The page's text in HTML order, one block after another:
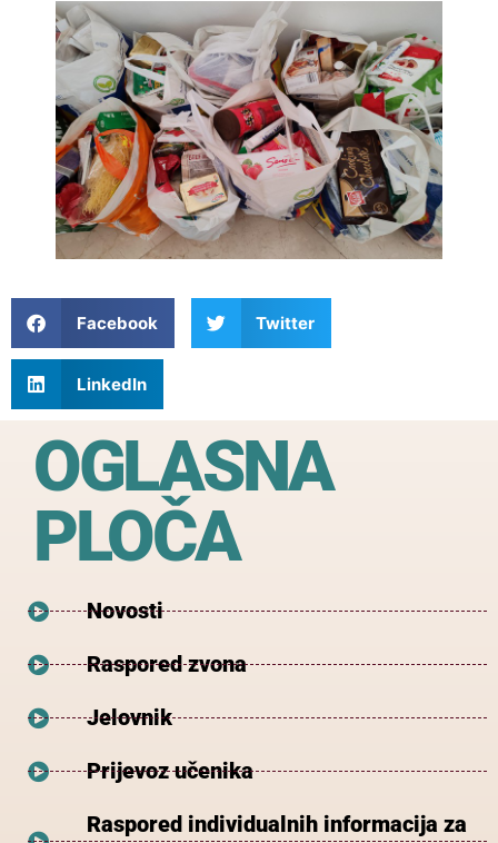
Facebook Twitter
LinkedIn
OGLASNA
PLOČA
Novosti
Raspored zvona
Jelovnik
Prijevoz učenika
Raspored individualnih informacija za